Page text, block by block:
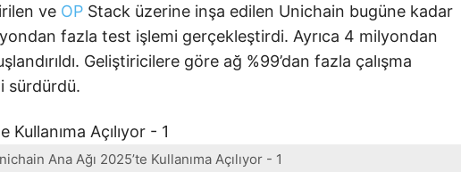
ve OP Stack üzerine inşa edilen Unichain bugüne kadar
fazla test işlemi gerçekleştirdi. Ayrıca 4 milyondan
Geliştiricilere göre ağ %99’dan fazla çalışma
sürdürdü.
Ana Ağı 2025’te Kullanıma Açılıyor - 1